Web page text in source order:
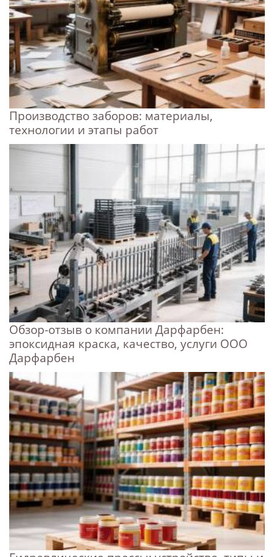
Производство заборов: материалы,
технологии и этапы работ
Обзор-отзыв о компании Дарфарбен:
эпоксидная краска, качество, услуги ООО
Дарфарбен